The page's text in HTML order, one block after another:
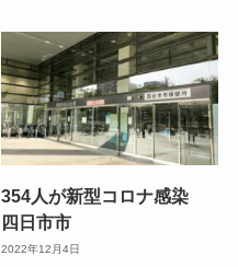
354人が新型コロナ感染
四日市市
2022年12月4日